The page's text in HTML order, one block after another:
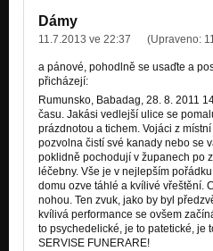
Dámy
11.7.2013 ve 22:37 (Upraveno:
a pánové, pohodlně se usaďte a
přicházejí:
Rumunsko, Babadag, 28. 8. 2011
času. Jakási vedlejší ulice se
prázdnotou a tichem. Vojáci z
pozvolna čistí své kanady nebo se
poklidně pochodují v županech po
léčebny. Vše je v nejlepším
domu ozve táhlé a kvílivé vřeštění.
nohou. Ten zvuk, jako by byl
kvílivá performance se ovšem
to psychedelické, je to patetické, je
SERVISE FUNERARE!